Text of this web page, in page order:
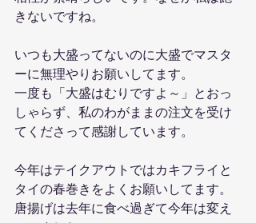
きないですね。
いつも大盛ってないのに大盛でマスタ
ーに無理やりお願いしてます。
一度も「大盛はむりですよ～」とおっ
しゃらず、私のわがままの注文を受け
てくださって感謝しています。
今年はテイクアウトではカキフライと
タイの春巻きをよくお願いしてます。
唐揚げは去年に食べ過ぎて今年は変え